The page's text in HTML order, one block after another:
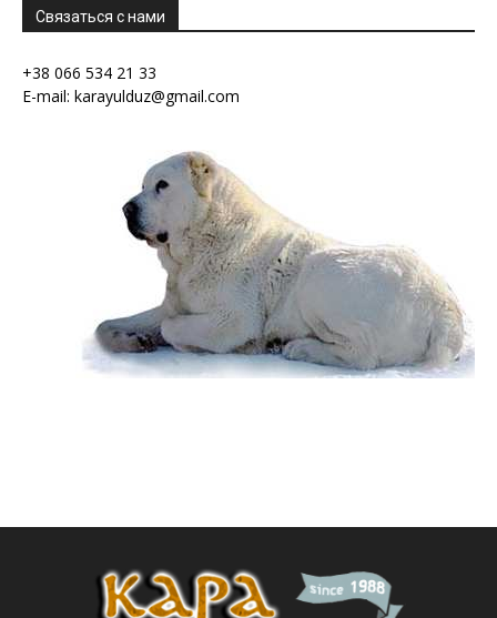
Связаться с нами
+38 066 534 21 33
E-mail: karayulduz@gmail.com